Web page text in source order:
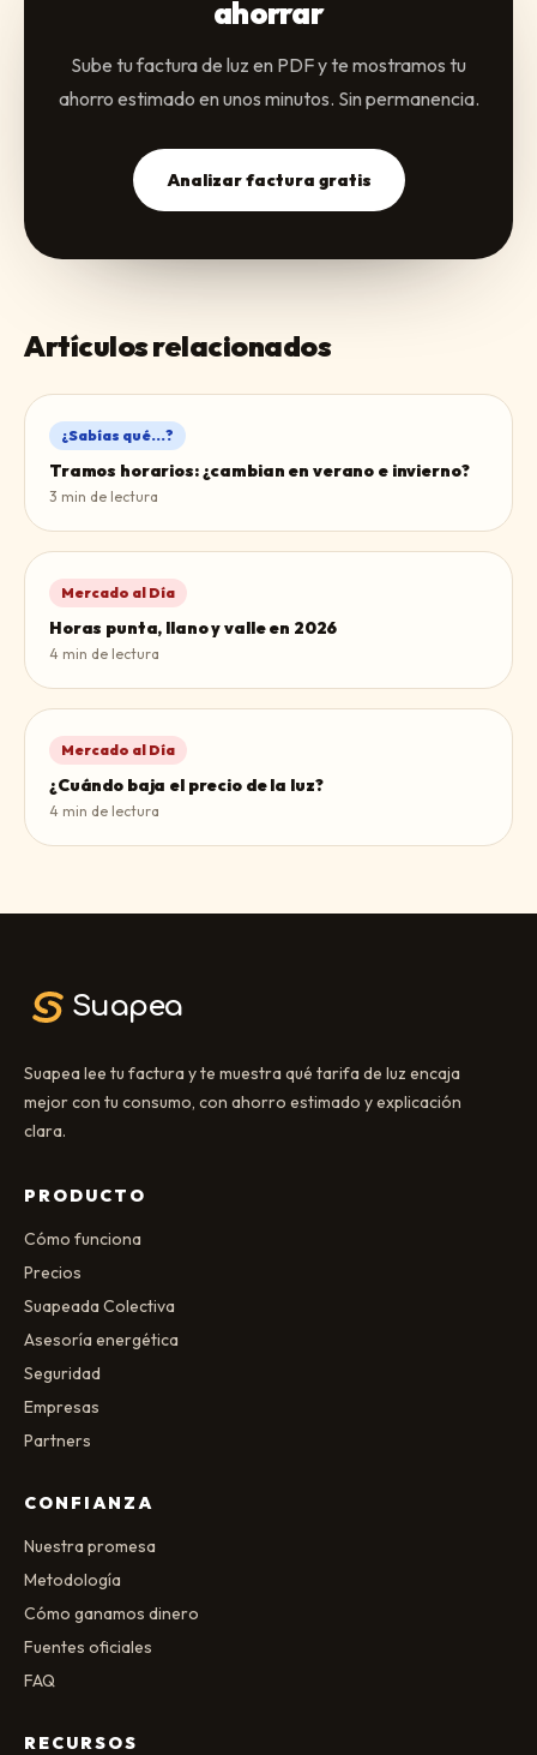
ahorrar
Sube tu factura de luz en PDF y te mostramos tu
ahorro estimado en unos minutos. Sin permanencia.
Analizar factura gratis
Artículos relacionados
¿Sabías qué...?
Tramos horarios: ¿cambian en verano e invierno?
3 min de lectura
Mercado al Día
Horas punta, llano y valle en 2026
4 min de lectura
Mercado al Día
¿Cuándo baja el precio de la luz?
4 min de lectura
Suapea
Suapea lee tu factura y te muestra qué tarifa de luz encaja
mejor con tu consumo, con ahorro estimado y explicación
clara.
PRODUCTO
Cómo funciona
Precios
Suapeada Colectiva
Asesoría energética
Seguridad
Empresas
Partners
CONFIANZA
Nuestra promesa
Metodología
Cómo ganamos dinero
Fuentes oficiales
FAQ
RECURSOS